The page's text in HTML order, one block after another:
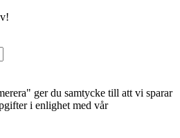
ger du samtycke till att vi sparar
i enlighet med vår